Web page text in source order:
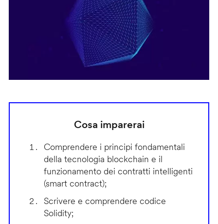
Cosa imparerai
Comprendere i principi fondamentali
della tecnologia blockchain e il
funzionamento dei contratti intelligenti
(smart contract);
Scrivere e comprendere codice
Solidity;